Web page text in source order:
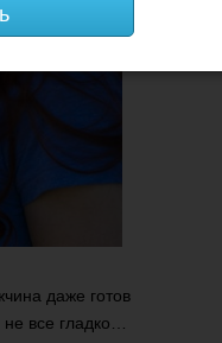
даже готов
все гладко…